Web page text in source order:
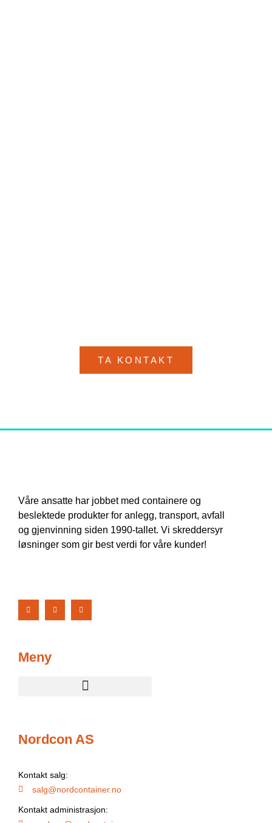
TA KONTAKT
Våre ansatte har jobbet med containere og
beslektede produkter for anlegg, transport, avfall
og gjenvinning siden 1990-tallet. Vi skreddersyr
løsninger som gir best verdi for våre kunder!
Meny
Nordcon AS
Kontakt salg:
salg@nordcontainer.no
Kontakt administrasjon: